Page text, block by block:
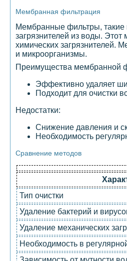
Мембранная фильтрация
Мембранные фильтры, такие
загрязнителей из воды.
химических загрязнителей.
и микроорганизмы.
Преимущества мембранной
Эффективно удаляет
Подходит для очистки
Недостатки:
Снижение давления и
Необходимость
Сравнение методов
Тип очистки
Удаление бактерий и
Удаление механических
Необходимость в